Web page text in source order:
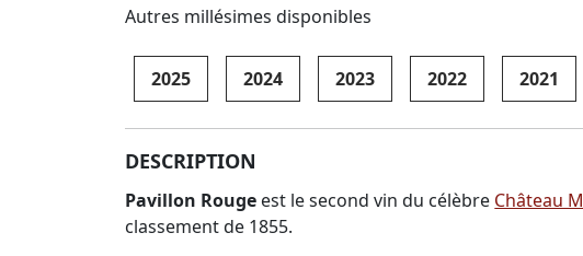
Autres millésimes disponibles
2025 2024 2023 2022 2021
DESCRIPTION
Pavillon Rouge est le second vin du célèbre Château
classement de 1855.